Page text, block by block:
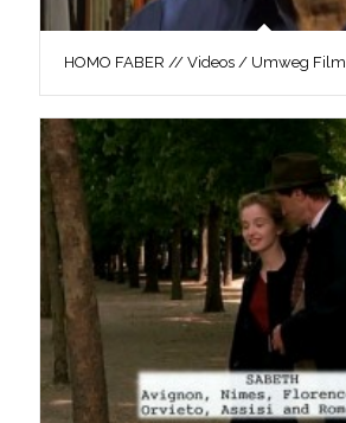
HOMO FABER // Videos / Umweg Film